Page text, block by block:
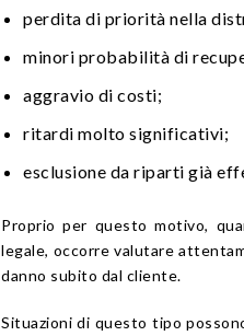
perdita di priorità nella
minori probabilità di
aggravio di costi;
ritardi molto significativi;
esclusione da riparti già
Proprio per questo motivo,
legale, occorre valutare
danno subito dal cliente.
Situazioni di questo tipo